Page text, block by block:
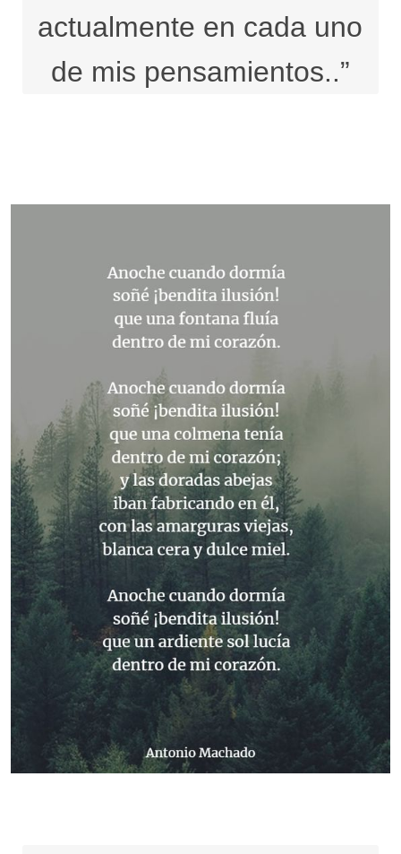
actualmente en cada uno
de mis pensamientos..”